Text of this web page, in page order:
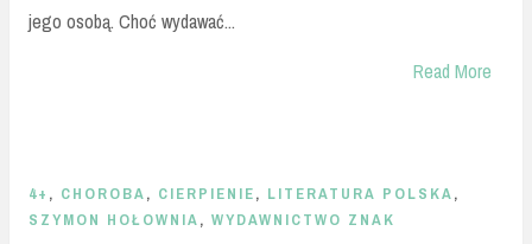
jego osobą. Choć wydawać...
Read More
4+ , CHOROBA, CIERPIENIE, LITERATURA POLSKA,
SZYMON HOŁOWNIA, WYDAWNICTWO ZNAK